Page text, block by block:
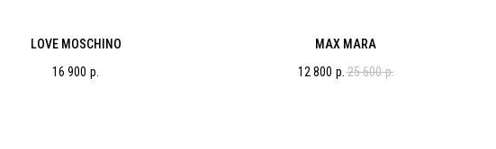
LOVE MOSCHINO
16 900 р.
MAX MARA
12 800 р. 25 600 р.